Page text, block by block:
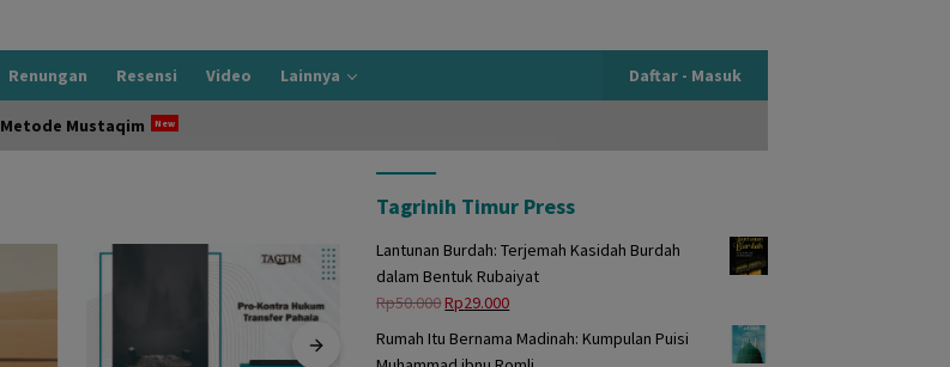
Renungan Resensi Video Lainnya Daftar - Masuk
Metode Mustaqim
Tagrinih Timur Press
Lantunan Burdah: Terjemah Kasidah Burdah
dalam Bentuk Rubaiyat
Rp50.000Harga
adalah:
Rp29.000Harga
Rumah Itu Bernama Madinah: Kumpulan Puisi